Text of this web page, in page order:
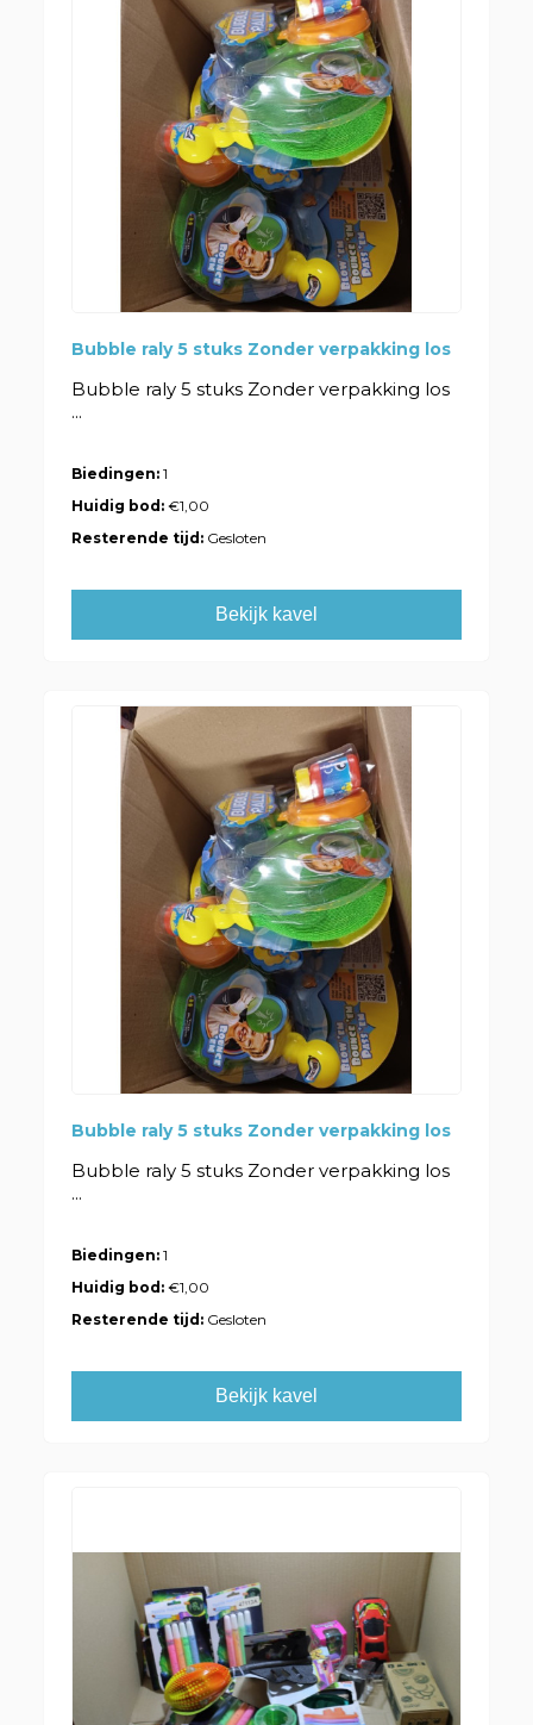
Bubble raly 5 stuks Zonder verpakking los
Bubble raly 5 stuks Zonder verpakking los
...
Biedingen: 1
Huidig bod:€1,00
Resterende tijd: Gesloten
Bekijk kavel
Bubble raly 5 stuks Zonder verpakking los
Bubble raly 5 stuks Zonder verpakking los
...
Biedingen: 1
Huidig bod:€1,00
Resterende tijd: Gesloten
Bekijk kavel